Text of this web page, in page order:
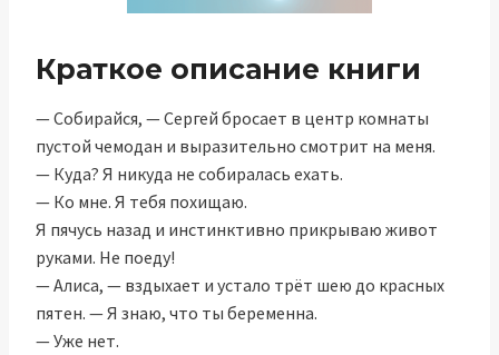
Краткое описание книги
— Собирайся, — Сергей бросает в центр комнаты
пустой чемодан и выразительно смотрит на меня.
— Куда? Я никуда не собиралась ехать.
— Ко мне. Я тебя похищаю.
Я пячусь назад и инстинктивно прикрываю живот
руками. Не поеду!
— Алиса, — вздыхает и устало трёт шею до красных
пятен. — Я знаю, что ты беременна.
— Уже нет.